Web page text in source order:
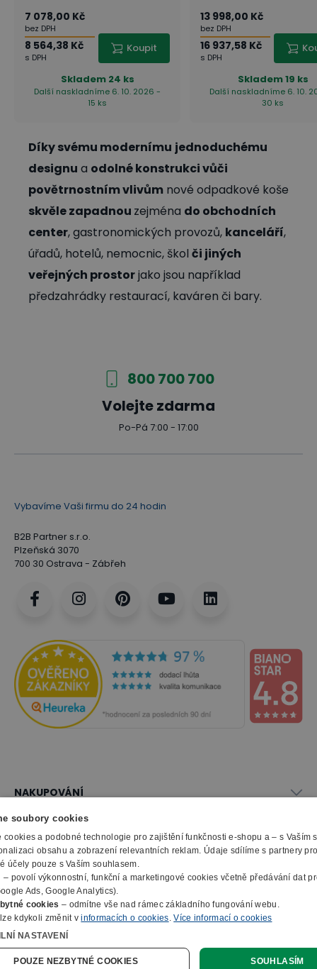
7 078,00 Kč
bez DPH
8 564,38 Kč
s DPH
Koupit
Skladem 24 ks
Další naskladníme 6. 10. 2026 -
15 ks
13 998,00 Kč
bez DPH
16 937,58 Kč
s DPH
Skladem19 ks
Další naskladníme 6. 10.
30 ks
Díky svému modernímu jednoduchému
designu a odolné konstrukci vůči
povětrnostním vlivům nové odpadkové koše
skvěle zapadnou zejména do obchodních
center, gastronomických provozů, kanceláří,
úřadů, hotelů, nemocnic, škol či jiných
veřejných prostorjako jsou například
předzahrádky restaurací, kaváren či bary.
800 700 700
Volejte zdarma
Po-Pá 7:00 - 17:00
Vybavíme Vaši firmu do 24 hodin
B2B Partner s.r.o.
Plzeňská 3070
700 30 Ostrava - Zábřeh
NAKUPOVÁNÍ
Vše o nákupu
Obchodní podmínky
Doprava a montáž
Možnosti platby
Záruka, servis, reklamace
Ochrana osobních údajů
Informace o cookies
Jak nakupovat
Online poptávka
SLUŽBY
Naše katalogy
Reklamační formulář
Výroba kancelářského nábytku
Zpracování elektroodpadu
E-Procurement
Prohlášení o přístupnosti
O FIRMĚ
O nás
Kontakty
Členství v organizacích
Ocenění a certifikáty
Naše eshopy
© 2010 - 2026 B2B Partner s.r.o. - Všechna práva vyhrazena.
soubory cookies
cookies a podobné technologie pro zajištění funkčnosti e-shopu a – s Vaším
obsahu a zobrazení relevantních reklam. Údaje sdílíme s partnery
účely pouze s Vaším souhlasem.
– povolí výkonnostní, funkční a marketingové cookies včetně předávání dat
Ads, Google Analytics).
cookies – odmítne vše nad rámec základního fungování webu.
kdykoli změnit vinformacích o cookies. Více informací o cookies
NASTAVENÍ
SOUHLASÍM
POUZE NEZBYTNÉ COOKIES